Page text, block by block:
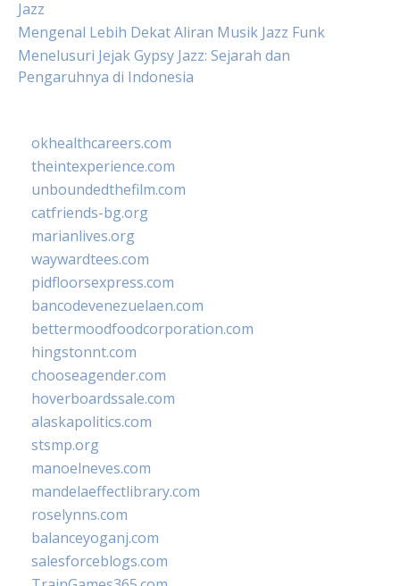
Jazz
Mengenal Lebih Dekat Aliran Musik Jazz Funk
Menelusuri Jejak Gypsy Jazz: Sejarah dan
Pengaruhnya di Indonesia
okhealthcareers.com
theintexperience.com
unboundedthefilm.com
catfriends-bg.org
marianlives.org
waywardtees.com
pidfloorsexpress.com
bancodevenezuelaen.com
bettermoodfoodcorporation.com
hingstonnt.com
chooseagender.com
hoverboardssale.com
alaskapolitics.com
stsmp.org
manoelneves.com
mandelaeffectlibrary.com
roselynns.com
balanceyoganj.com
salesforceblogs.com